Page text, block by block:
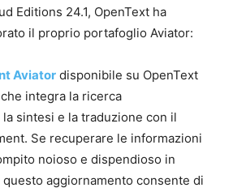
Editions 24.1, OpenText ha
il proprio portafoglio Aviator:
Aviator disponibile su OpenText
integra la ricerca
sintesi e la traduzione con il
Se recuperare le informazioni
noioso e dispendioso in
aggiornamento consente di